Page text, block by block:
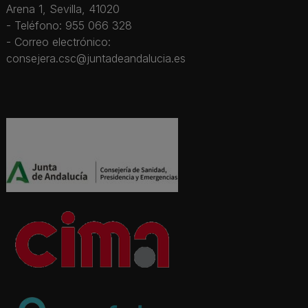
Arena 1, Sevilla, 41020
- Teléfono: 955 066 328
- Correo electrónico:
consejera.csc@juntadeandalucia.es